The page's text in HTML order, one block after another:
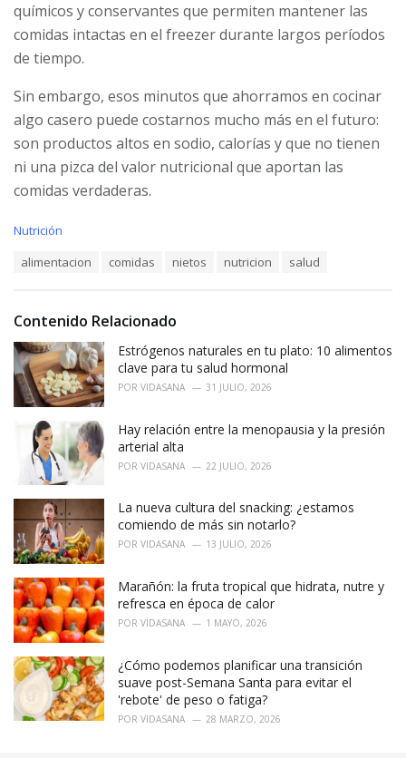
químicos y conservantes que permiten mantener las
comidas intactas en el freezer durante largos períodos
de tiempo.
Sin embargo, esos minutos que ahorramos en cocinar
algo casero puede costarnos mucho más en el futuro:
son productos altos en sodio, calorías y que no tienen
ni una pizca del valor nutricional que aportan las
comidas verdaderas.
C
r
i
e
s
Nutrición
:
alimentacion comidas nietos nutricion salud
Contenido Relacionado
Estrógenos naturales en tu plato: 10 alimentos
clave para tu salud hormonal
POR VIDASANA 31 JULIO, 2026
Hay relación entre la menopausia y la presión
arterial alta
POR VIDASANA 22 JULIO, 2026
La nueva cultura del snacking: ¿estamos
comiendo de más sin notarlo?
POR VIDASANA 13 JULIO, 2026
Marañón: la fruta tropical que hidrata, nutre y
refresca en época de calor
POR VIDASANA 1 MAYO, 2026
¿Cómo podemos planificar una transición
suave post-Semana Santa para evitar el
'rebote' de peso o fatiga?
POR VIDASANA 28 MARZO, 2026